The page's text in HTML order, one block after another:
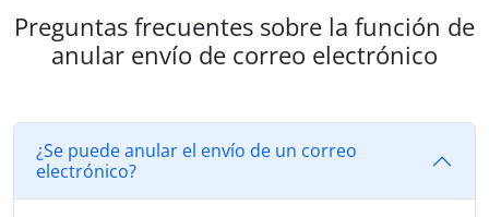
Preguntas frecuentes sobre la función de
anular envío de correo electrónico
¿Se puede anular el envío de un correo
electrónico?